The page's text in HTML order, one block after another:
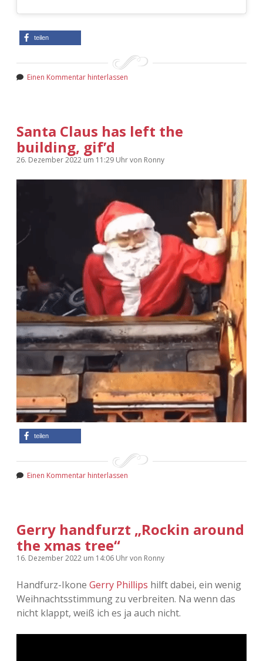
teilen
Einen Kommentar hinterlassen
Santa Claus has left the
building, gif’d
26. Dezember 2022 um 11:29 Uhrvon Ronny
teilen
Einen Kommentar hinterlassen
Gerry handfurzt „Rockin around
the xmas tree“
16. Dezember 2022 um 14:06 Uhrvon Ronny
Handfurz-Ikone Gerry Phillips hilft dabei, ein wenig
Weihnachtsstimmung zu verbreiten. Na wenn das
nicht klappt, weiß ich es ja auch nicht.